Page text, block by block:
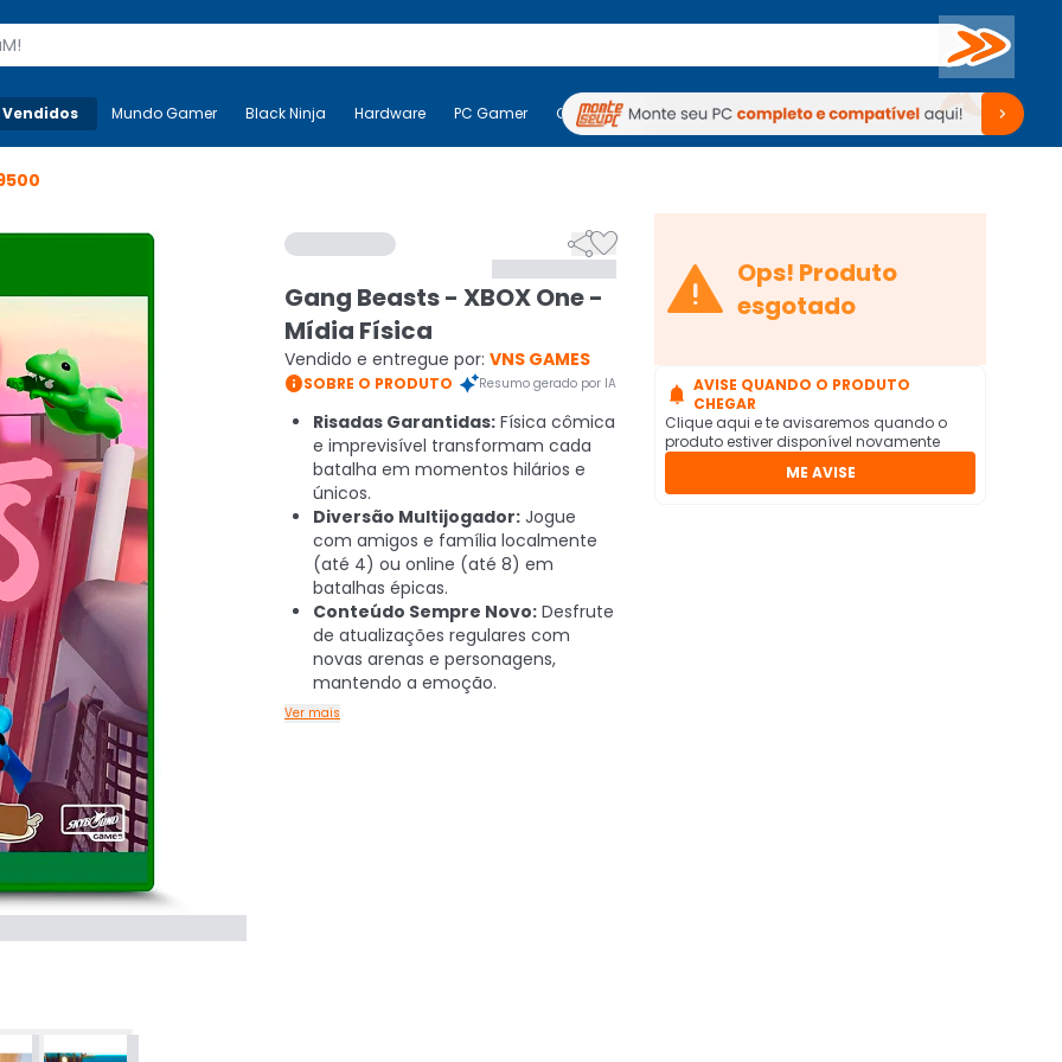
Buscar
Mais-v- Mundo Gamer Black Ninja Hardware PC Gamer Computadores Periféricos TV Venda no KaBuM!
Mundo Gamer Black Ninja Hardware PC Gamer Computadores Periféricos TV Venda no KaBuM!

Gang Beasts - XBOX One -
Mídia Física
Vendido e entregue por: VNS GAMES
SOBRE O PRODUTO Resumo gerado por IA
Risadas Garantidas: Física cômica
e imprevisível transformam cada
batalha em momentos hilários e
únicos.
Diversão Multijogador: Jogue
com amigos e família localmente
(até 4) ou online (até 8) em
batalhas épicas.
Conteúdo Sempre Novo: Desfrute
de atualizações regulares com
novas arenas e personagens,
mantendo a emoção.
Ver mais
 Ops! Produto
esgotado
 AVISE QUANDO O PRODUTO
CHEGAR
Clique aqui e te avisaremos quando o
produto estiver disponível novamente
ME AVISE